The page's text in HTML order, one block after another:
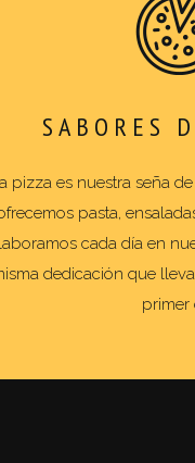
SABORES
pizza es nuestra seña
pasta,
cada día en
dedicación que
primer